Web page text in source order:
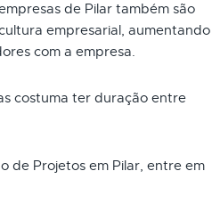
de Pilar também são
empresarial, aumentando
com a empresa.
costuma ter duração entre
de Projetos em Pilar, entre em